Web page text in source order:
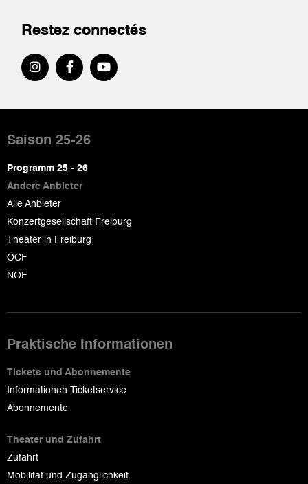
Restez connectés
de
page
Saison 25-26
Programm 25 - 26
Andere Anbieter
Alle Anbieter
Konzertgesellschaft Freiburg
Theater in Freiburg
OCF
NOF
Praktische Informationen
Tickets und Abonnemente
Informationen Ticketservice
Abonnemente
Theater und Zufahrt
Zufahrt
Mobilität und Zugänglichkeit